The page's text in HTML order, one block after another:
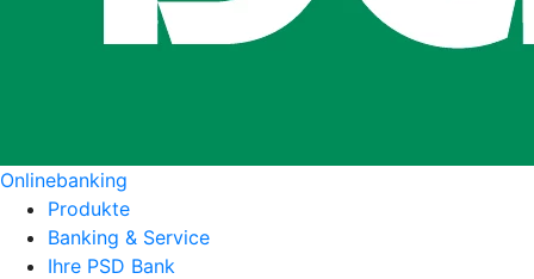
Onlinebanking
Produkte
Banking & Service
Ihre PSD Bank